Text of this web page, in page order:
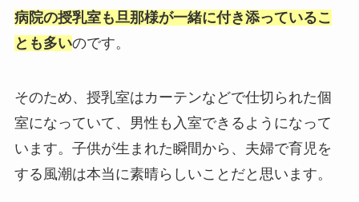
病院の授乳室も旦那様が一緒に付き添っているこ
とも多いのです。
そのため、授乳室はカーテンなどで仕切られた個
室になっていて、男性も入室できるようになって
います。子供が生まれた瞬間から、夫婦で育児を
する風潮は本当に素晴らしいことだと思います。